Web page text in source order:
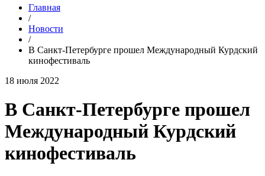
Главная
/
Новости
/
В Санкт-Петербурге прошел Международный Курдский
кинофестиваль
18 июля 2022
В Санкт-Петербурге прошел
Международный Курдский
кинофестиваль